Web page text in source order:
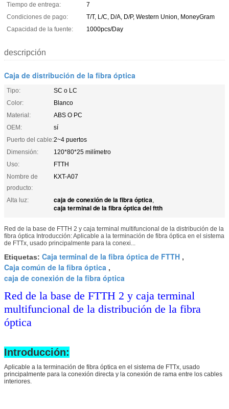
Tiempo de entrega:
7
Condiciones de pago:
T/T, L/C, D/A, D/P, Western Union, MoneyGram
Capacidad de la fuente:
1000pcs/Day
descripción
Caja de distribución de la fibra óptica
Tipo:
SC o LC
Color:
Blanco
Material:
ABS O PC
OEM:
sí
Puerto del cable:2~4 puertos
Dimensión:
120*80*25 milímetro
Uso:
FTTH
Nombre de
producto:
KXT-A07
Alta luz: caja de conexión de la fibra óptica,
caja terminal de la fibra óptica del ftth
Red de la base de FTTH 2 y caja terminal multifuncional de la distribución de la
fibra óptica Introducción: Aplicable a la terminación de fibra óptica en el sistema
de FTTx, usado principalmente para la conexi...
Etiquetas: Caja terminal de la fibra óptica de FTTH ,
Caja común de la fibra óptica ,
caja de conexión de la fibra óptica
Red de la base de FTTH 2 y caja terminal
multifuncional de la distribución de la fibra
óptica
Introducción:
Aplicable a la terminación de fibra óptica en el sistema de FTTx, usado
principalmente para la conexión directa y la conexión de rama entre los cables
interiores.